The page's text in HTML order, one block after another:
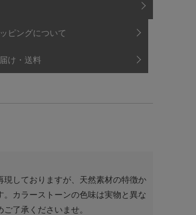
ピングについて
け・送料
しておりますが、天然素材の特徴か
。カラーストーンの色味は実物と異な
了承くださいませ。